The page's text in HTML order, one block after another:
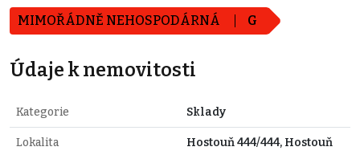
MIMOŘÁDNĚ NEHOSPODÁRNÁ G
Údaje k nemovitosti
Kategorie Sklady
Lokalita Hostouň 444/444, Hostouň